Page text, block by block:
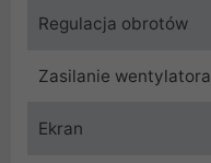
Regulacja obrotów
Zasilanie wentylatora
Ekran